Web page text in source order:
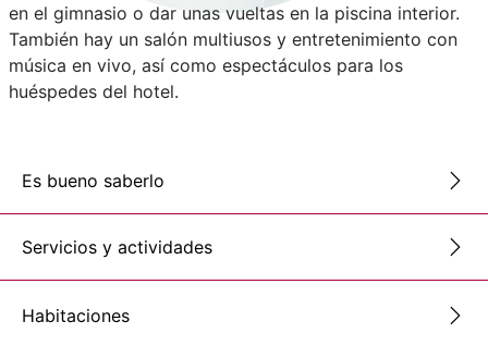
en el gimnasio o dar unas vueltas en la piscina interior.
También hay un salón multiusos y entretenimiento con
música en vivo, así como espectáculos para los
huéspedes del hotel.
Es bueno saberlo
Servicios y actividades
Habitaciones